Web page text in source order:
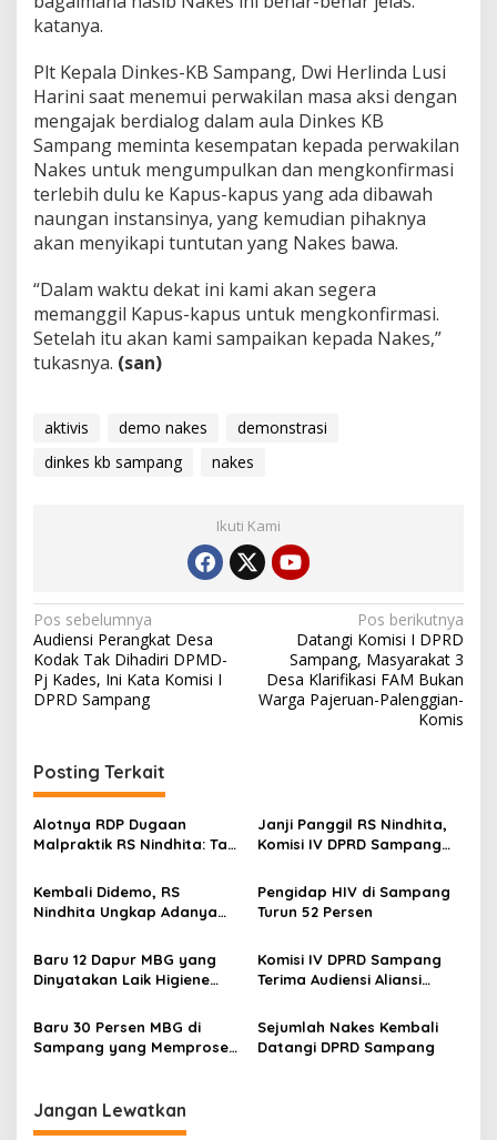
katanya.
Plt Kepala Dinkes-KB Sampang, Dwi Herlinda Lusi
Harini saat menemui perwakilan masa aksi dengan
mengajak berdialog dalam aula Dinkes KB
Sampang meminta kesempatan kepada perwakilan
Nakes untuk mengumpulkan dan mengkonfirmasi
terlebih dulu ke Kapus-kapus yang ada dibawah
naungan instansinya, yang kemudian pihaknya
akan menyikapi tuntutan yang Nakes bawa.
“Dalam waktu dekat ini kami akan segera
memanggil Kapus-kapus untuk mengkonfirmasi.
Setelah itu akan kami sampaikan kepada Nakes,”
tukasnya. (san)
aktivis demo nakes
demonstrasi
dinkes kb sampang
nakes
Ikuti Kami
Navigasi
pos
Pos sebelumnya
Audiensi Perangkat Desa
Kodak Tak Dihadiri DPMD-
Pj Kades, Ini Kata Komisi I
DPRD Sampang
Pos berikutnya
Datangi Komisi I DPRD
Sampang, Masyarakat 3
Desa Klarifikasi FAM Bukan
Warga Pajeruan-Palenggian-
Komis
Posting Terkait
Alotnya RDP Dugaan
Malpraktik RS Nindhita: Tak
DPRD Sampang Agendakan
RDP Lagi
Janji Panggil RS Nindhita,
Komisi IV DPRD Sampang
Pencabutan Izin Jika…
Kembali Didemo, RS
Nindhita Ungkap Adanya
Pengidap HIV di Sampang
Turun 52 Persen
Baru 12 Dapur MBG yang
Dinyatakan Laik Higiene
Komisi IV DPRD Sampang
Terima Audiensi Aliansi
Baru 30 Persen MBG di
Sampang yang Memproses
Sejumlah Nakes Kembali
Datangi DPRD Sampang
Jangan Lewatkan